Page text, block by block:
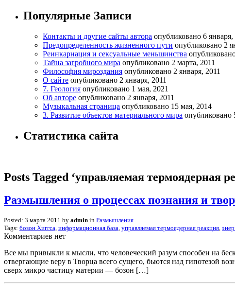
Популярные Записи
Контакты и другие сайты автора опубликовано 6 января,
Предопределенность жизненного пути опубликовано 2
Реинкарнация и сексуальные меньшинства
Тайна загробного мира опубликовано 2 марта, 2011
Философия мироздания опубликовано 2 января, 2011
О сайте опубликовано 2 января, 2011
7. Геология опубликовано 1 мая, 2021
Об авторе опубликовано 2 января, 2011
Музыкальная страница опубликовано 15 мая, 2014
3. Развитие объектов материального мира опубликовано
Статистика сайта
Posts Tagged ‘управляемая термоядерная
Размышления о процессах познания и
Posted: 3 марта 2011 by admin in Размышления
Tags: бозон Хиггса информационная база управляемая термоядерная реакция
Комментариев нет
Все мы привыкли к мысли, что человеческий разум способен на
отвергающие веру в Творца всего сущего, бьются над гипотезой
сверх микро частицу материи — бозон […]